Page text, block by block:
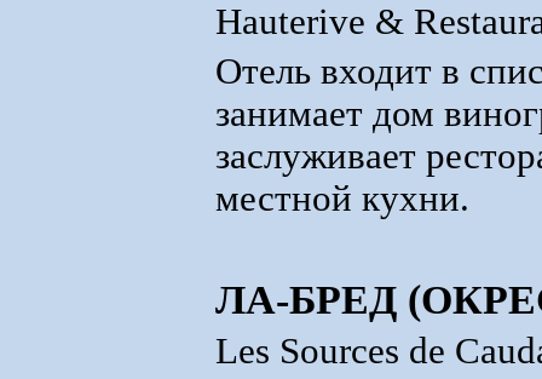
Hauterive &
Отель входит в
занимает дом
заслуживает
местной кухни.
ЛА-БРЕД
Les Sources de